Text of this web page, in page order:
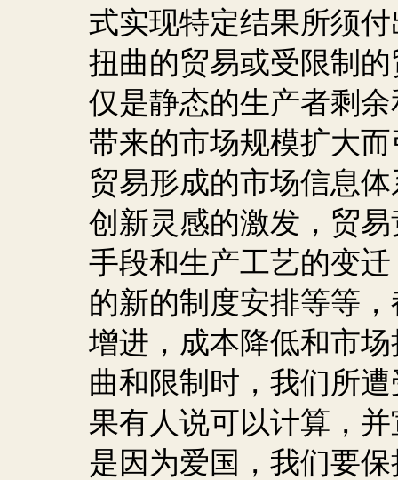
式实现特定结果所须
扭曲的贸易或受限制
仅是静态的生产者剩
带来的市场规模扩大
贸易形成的市场信息
创新灵感的激发，贸
手段和生产工艺的变
的新的制度安排等等
增进，成本降低和市
曲和限制时，我们所
果有人说可以计算，
是因为爱国，我们要